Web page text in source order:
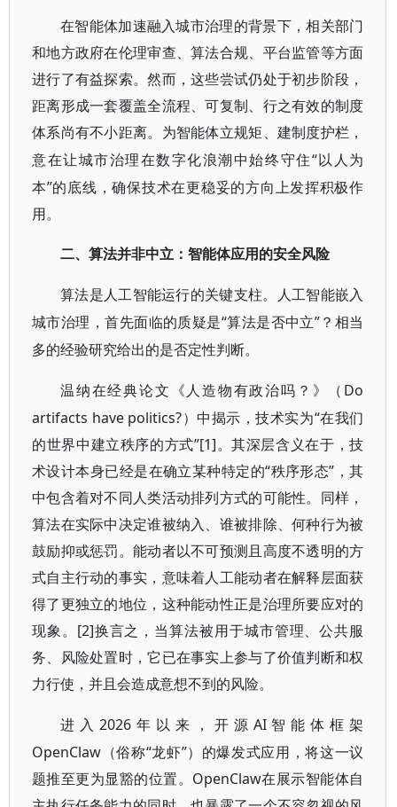
在智能体加速融入城市治理的背景下，相关部门
和地方政府在伦理审查、算法合规、平台监管等方面
进行了有益探索。然而，这些尝试仍处于初步阶段，
距离形成一套覆盖全流程、可复制、行之有效的制度
体系尚有不小距离。为智能体立规矩、建制度护栏，
意在让城市治理在数字化浪潮中始终守住“以人为
本”的底线，确保技术在更稳妥的方向上发挥积极作
用。
二、算法并非中立：智能体应用的安全风险
算法是人工智能运行的关键支柱。人工智能嵌入
城市治理，首先面临的质疑是“算法是否中立”？相当
多的经验研究给出的是否定性判断。
温纳在经典论文《人造物有政治吗？》（ Do
artifacts have politics?）中揭示，技术实为“在我们
的世界中建立秩序的方式”[1]。其深层含义在于，技
术设计本身已经是在确立某种特定的“秩序形态”，其
中包含着对不同人类活动排列方式的可能性。同样，
算法在实际中决定谁被纳入、谁被排除、何种行为被
鼓励抑或惩罚。能动者以不可预测且高度不透明的方
式自主行动的事实，意味着人工能动者在解释层面获
得了更独立的地位，这种能动性正是治理所要应对的
现象。[2]换言之，当算法被用于城市管理、公共服
务、风险处置时，它已在事实上参与了价值判断和权
力行使，并且会造成意想不到的风险。
进入 2026年以来，开源AI智能体框架
OpenClaw（俗称“龙虾”）的爆发式应用，将这一议
题推至更为显豁的位置。OpenClaw在展示智能体自